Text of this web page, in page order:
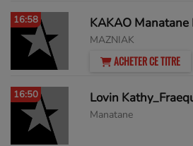
16:58 KAKAO Manatane
MAZNIAK
ACHETER CE TITRE
16:50
Manatane